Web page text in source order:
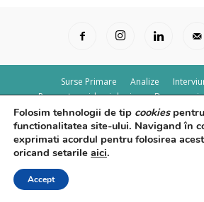
Surse Primare Analize
Rapoarte epidemiologice
Despre noi
© Powered by Control F5
Folosim tehnologii de tip cookies
functionalitatea site-ului. Navigand în
exprimati acordul pentru folosirea
oricand setarile aici.
Accept